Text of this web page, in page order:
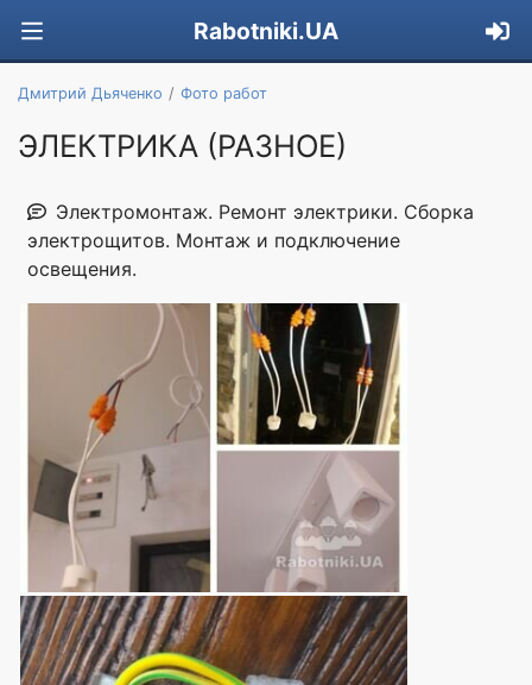
Rabotniki.UA
Дмитрий Дьяченко Фото работ
ЭЛЕКТРИКА (РАЗНОЕ)
Электромонтаж. Ремонт электрики. Сборка
электрощитов. Монтаж и подключение
освещения.